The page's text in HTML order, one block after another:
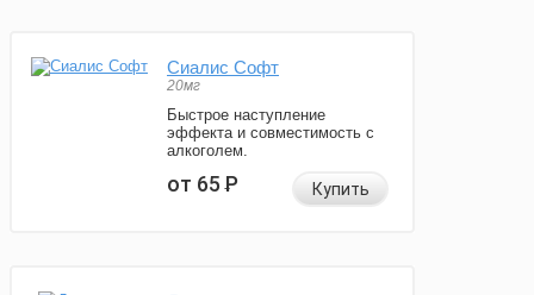
Сиалис Софт
20мг
Быстрое наступление
эффекта и совместимость с
алкоголем.
от 65Р Купить